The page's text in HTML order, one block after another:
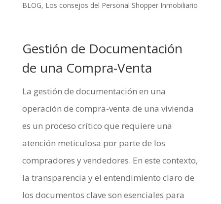
BLOG, Los consejos del Personal Shopper Inmobiliario
Gestión de Documentación
de una Compra-Venta
La gestión de documentación en una
operación de compra-venta de una vivienda
es un proceso crítico que requiere una
atención meticulosa por parte de los
compradores y vendedores. En este contexto,
la transparencia y el entendimiento claro de
los documentos clave son esenciales para